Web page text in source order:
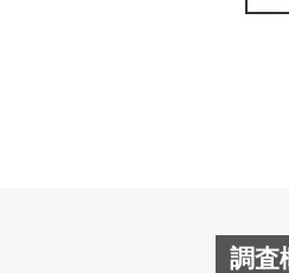
調査